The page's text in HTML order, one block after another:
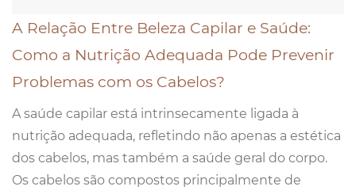
A Relação Entre Beleza Capilar e Saúde:
Como a Nutrição Adequada Pode Prevenir
Problemas com os Cabelos?
A saúde capilar está intrinsecamente ligada à
nutrição adequada, refletindo não apenas a estética
dos cabelos, mas também a saúde geral do corpo.
Os cabelos são compostos principalmente de